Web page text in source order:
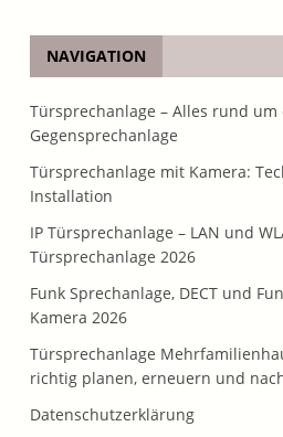
NAVIGATION
Türsprechanlage – Alles rund um
Gegensprechanlage
Türsprechanlage mit Kamera:
Installation
IP Türsprechanlage – LAN und
Türsprechanlage 2026
Funk Sprechanlage, DECT und
Kamera 2026
Türsprechanlage
richtig planen, erneuern und
Datenschutzerklärung